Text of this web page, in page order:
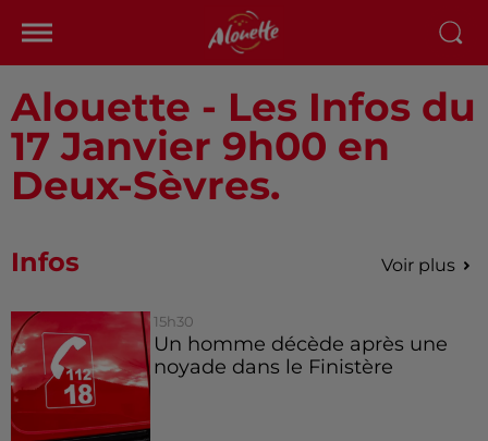
Alouette - Les Infos du
17 Janvier 9h00 en
Deux-Sèvres.
Infos Voir plus
15h30
Un homme décède après une
noyade dans le Finistère